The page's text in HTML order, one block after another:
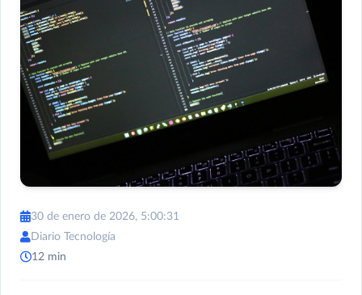
30 de enero de 2026, 5:00:31
Diario Tecnología
12 min